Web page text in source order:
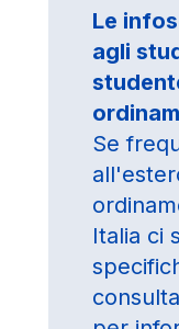
Le
agli
Se
Italia ci
consulta